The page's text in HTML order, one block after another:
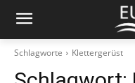
Schlagworte Klettergerüst